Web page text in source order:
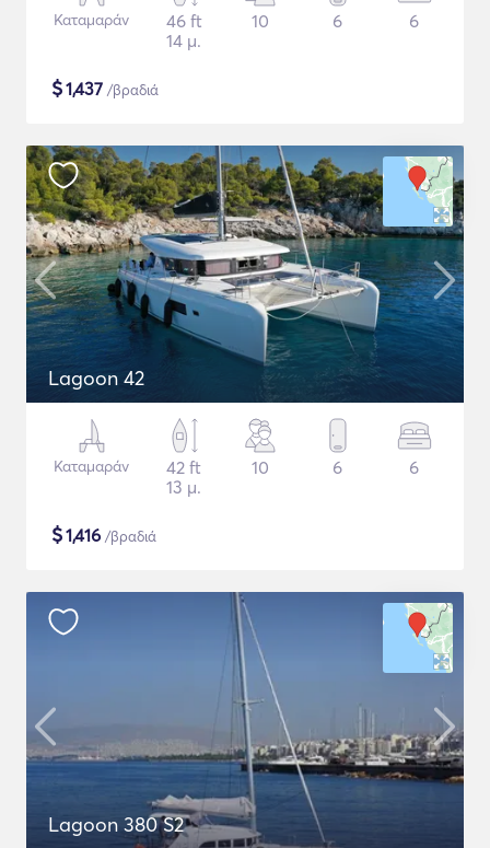
Καταμαράν
46 ft
14 μ.
10 6 6
$1,437 /βραδιά
Lagoon 42
Καταμαράν
42 ft
13 μ.
10 6 6
$1,416 /βραδιά
Lagoon 380 S2